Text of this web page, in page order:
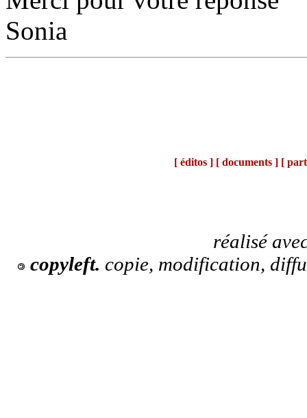
Sonia
[ éditos ] [ documents ] [
réalisé
copyleft. copie, modification,